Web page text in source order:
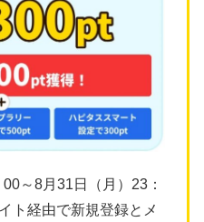
～8月31日（月）23：
ト経由で新規登録とメ